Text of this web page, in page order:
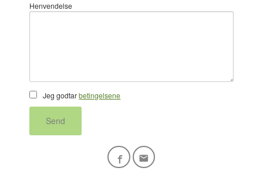
Henvendelse
Jeg godtarbetingelsene
Send